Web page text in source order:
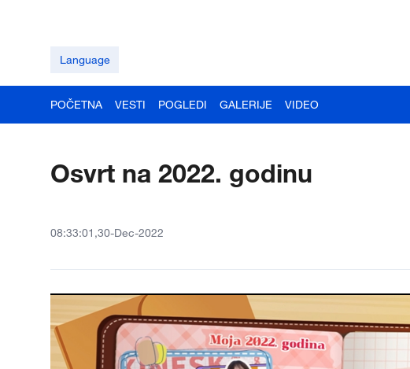
Language
POČETNA VESTI POGLEDI GALERIJE VIDEO
Osvrt na 2022. godinu
08:33:01,30-Dec-2022